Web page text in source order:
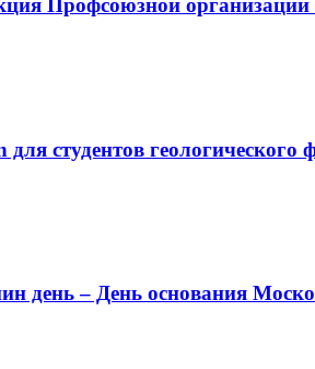
Профсоюзной
студентов геологического
день – День основания